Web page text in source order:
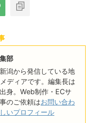
部
潟から発信している地
ディアです。編集長は
身。Web制作・ECサ
のご依頼はお問い合わ
いプロフィール